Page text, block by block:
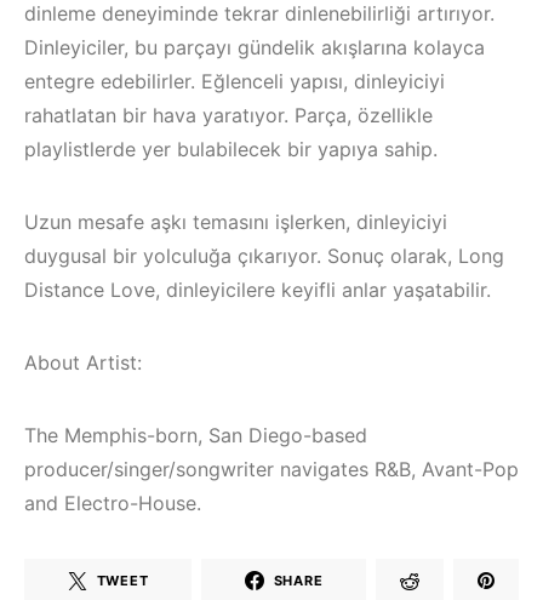
/ Bodrum /
/
Müzik
2022
Techno,
HEMEN İNCELE
Bodrum / Çeşme
Mekanları ve
Etkinlikleri 2023
HEMEN İNCELE
dinleme deneyiminde tekrar dinlenebilirliği artırıyor.
Dinleyiciler, bu parçayı gündelik akışlarına kolayca
entegre edebilirler. Eğlenceli yapısı, dinleyiciyi
rahatlatan bir hava yaratıyor. Parça, özellikle
playlistlerde yer bulabilecek bir yapıya sahip.
Uzun mesafe aşkı temasını işlerken, dinleyiciyi
duygusal bir yolculuğa çıkarıyor. Sonuç olarak, Long
Distance Love, dinleyicilere keyifli anlar yaşatabilir.
About Artist:
The Memphis-born, San Diego-based
producer/singer/songwriter navigates R&B, Avant-Pop
and Electro-House.
TWEET SHARE